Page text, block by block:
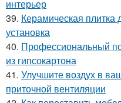
интерьер
39. Керамическая плитка
установка
40. Профессиональный
из гипсокартона
41. Улучшите воздух в
приточной вентиляции